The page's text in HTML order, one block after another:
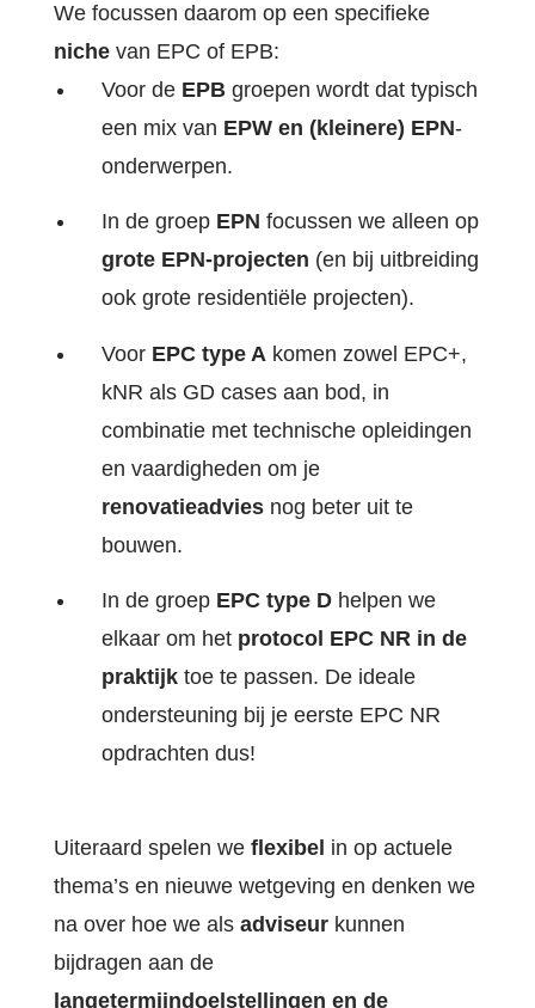
We focussen daarom op een specifieke
nichevan EPC of EPB:
Voor de EPBgroepen wordt dat typisch
een mix van EPW en (kleinere) EPN-
onderwerpen.
In de groep EPN focussen we alleen op
grote EPN-projecten (en bij uitbreiding
ook grote residentiële projecten).
Voor EPC type A komen zowel EPC+,
kNR als GD cases aan bod, in
combinatie met technische opleidingen
en vaardigheden om je
renovatieadviesnog beter uit te
bouwen.
In de groepEPC type Dhelpen we
elkaar om het protocol EPC NR in de
praktijktoe te passen. De ideale
ondersteuning bij je eerste EPC NR
opdrachten dus!
Uiteraard spelen we flexibel in op actuele
thema’s en nieuwe wetgeving en denken we
na over hoe we als adviseurkunnen
bijdragen aan de
langetermijndoelstellingen en de